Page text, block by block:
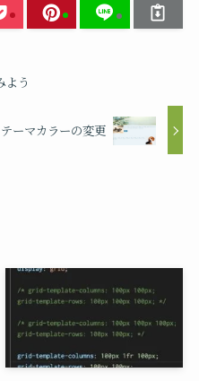
よう
テーマカラーの変更